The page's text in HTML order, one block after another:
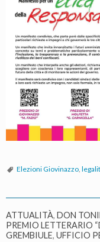
Elezioni Giovinazzo
ATTUALITÀ, DON
PREMIO LETTERARIO
GREMBIULE, UFFICIO